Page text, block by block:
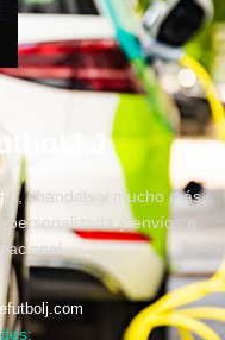
chandals y mucho más
y envíos a